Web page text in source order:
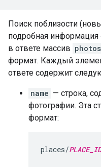
Поиск поблизости
подробная
в ответе массив
формат. Каждый
ответе содержит
name — строка,
фотографии. Эта
формат:
places/PLACE_ID